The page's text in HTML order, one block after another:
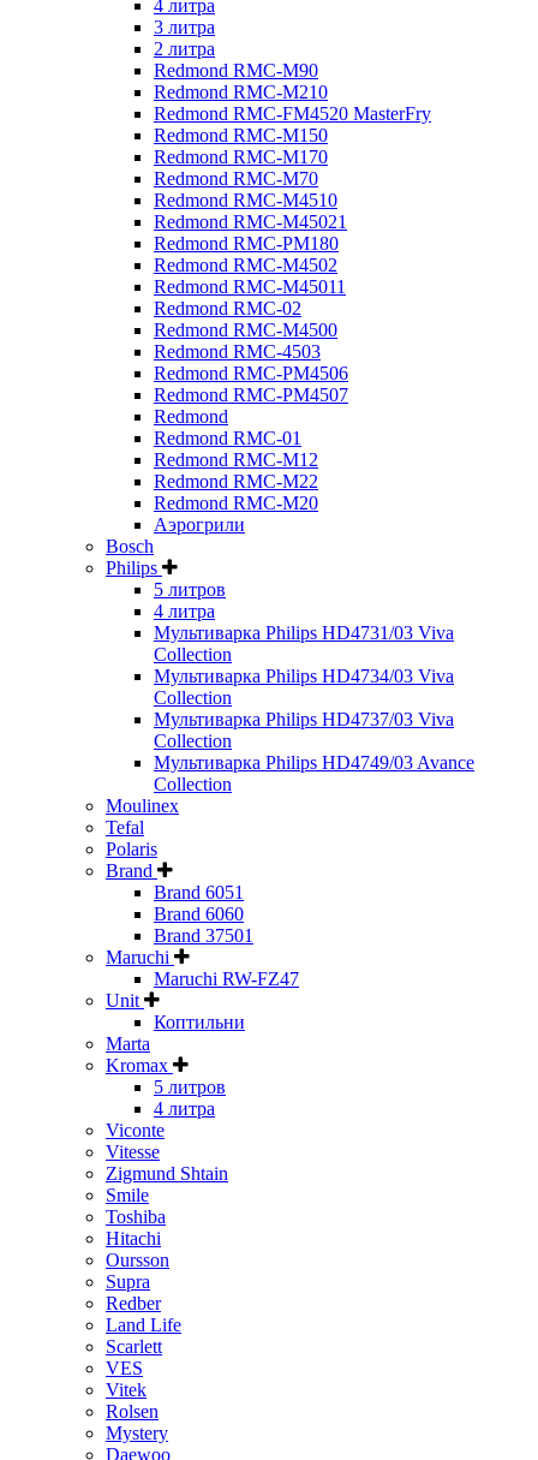
4 литра
3 литра
2 литра
Redmond RMC-M90
Redmond RMC-M210
Redmond RMC-FM4520 MasterFry
Redmond RMC-M150
Redmond RMC-M170
Redmond RMC-M70
Redmond RMC-M4510
Redmond RMC-M45021
Redmond RMC-PM180
Redmond RMC-M4502
Redmond RMC-M45011
Redmond RMC-02
Redmond RMC-M4500
Redmond RMC-4503
Redmond RMC-PM4506
Redmond RMC-PM4507
Redmond
Redmond RMC-01
Redmond RMC-M12
Redmond RMC-M22
Redmond RMC-M20
Аэрогрили
Bosch
Philips
5 литров
4 литра
Мультиварка Philips HD4731/03 Viva
Collection
Мультиварка Philips HD4734/03 Viva
Collection
Мультиварка Philips HD4737/03 Viva
Collection
Мультиварка Philips HD4749/03 Avance
Collection
Moulinex
Tefal
Polaris
Brand
Brand 6051
Brand 6060
Brand 37501
Maruchi
Maruchi RW-FZ47
Unit
Коптильни
Marta
Kromax
5 литров
4 литра
Viconte
Vitesse
Zigmund Shtain
Smile
Toshiba
Hitachi
Oursson
Supra
Redber
Land Life
Scarlett
VES
Vitek
Rolsen
Mystery
Daewoo